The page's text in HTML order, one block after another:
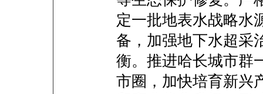
定一批地表水战略水
备，加强地下水超采
衡。推进哈长城市群
市圈，加快培育新兴